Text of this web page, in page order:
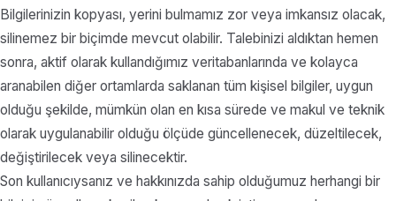
Bilgilerinizin kopyası, yerini bulmamız zor veya imkansız olacak,
silinemez bir biçimde mevcut olabilir. Talebinizi aldıktan hemen
sonra, aktif olarak kullandığımız veritabanlarında ve kolayca
aranabilen diğer ortamlarda saklanan tüm kişisel bilgiler, uygun
olduğu şekilde, mümkün olan en kısa sürede ve makul ve teknik
olarak uygulanabilir olduğu ölçüde güncellenecek, düzeltilecek,
değiştirilecek veya silinecektir.
Son kullanıcıysanız ve hakkınızda sahip olduğumuz herhangi bir